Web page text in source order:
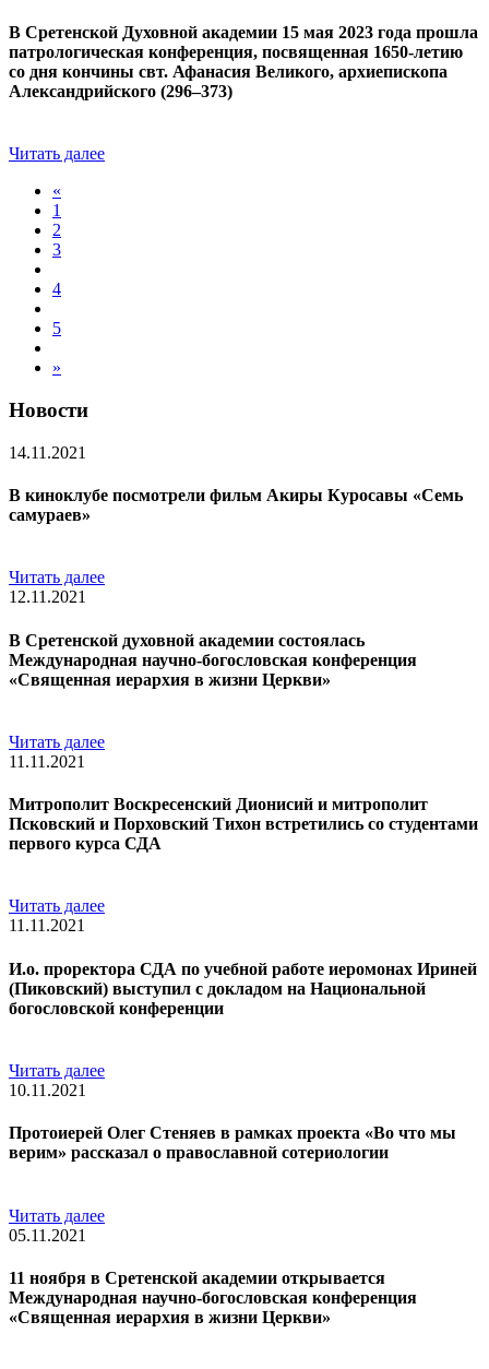
В Сретенской Духовной академии 15 мая 2023 года прошла
патрологическая конференция, посвященная 1650-летию
со дня кончины свт. Афанасия Великого, архиепископа
Александрийского (296–373)
Читать далее
«
1
2
3
4
5
»
Новости
14.11.2021
В киноклубе посмотрели фильм Акиры Куросавы «Семь
самураев»
Читать далее
12.11.2021
В Сретенской духовной академии состоялась
Международная научно-богословская конференция
«Священная иерархия в жизни Церкви»
Читать далее
11.11.2021
Митрополит Воскресенский Дионисий и митрополит
Псковский и Порховский Тихон встретились со студентами
первого курса СДА
Читать далее
11.11.2021
И.о. проректора СДА по учебной работе иеромонах Ириней
(Пиковский) выступил с докладом на Национальной
богословской конференции
Читать далее
10.11.2021
Протоиерей Олег Стеняев в рамках проекта «Во что мы
верим» рассказал о православной сотериологии
Читать далее
05.11.2021
11 ноября в Сретенской академии открывается
Международная научно-богословская конференция
«Священная иерархия в жизни Церкви»